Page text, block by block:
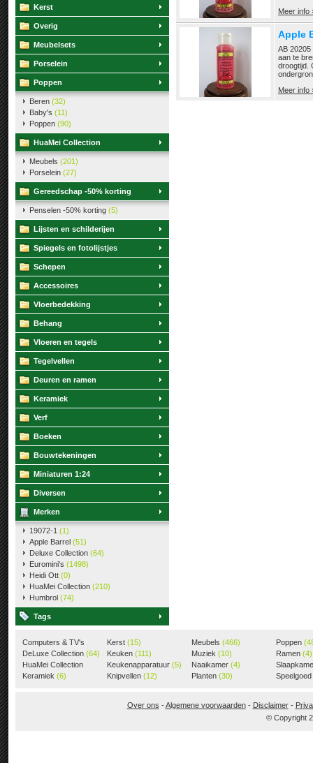
Kerst
Overig
Meubelsets
Porselein
Poppen
Beren (32)
Baby's (11)
Poppen (90)
HuaMei Collection
Meubels (201)
Porselein (27)
Gereedschap -50% korting
Penselen -50% korting (5)
Lijsten en schilderijen
Spiegels en fotolijstjes
Schepen
Accessoires
Vloerbedekking
Behang
Vloeren en tegels
Tegelvellen
Deuren en ramen
Keramiek
Verf
Boeken
Bouwtekeningen
Miniaturen 1:24
Diversen
Merken
19072-1 (1)
Apple Barrel (51)
Deluxe Collection (64)
Euromini's (1498)
Heidi Ott (0)
HuaMei Collection (210)
Humbrol (74)
Tags
Meer info
Apple
AB
aan te
droogtijd.
Meer info
Computers & TV's
(18)
DeLuxe Collection (64)
HuaMei Collection
(205)
Keramiek (6)
Kerst (15)
Keuken (111)
Keukenapparatuur (5)
Knipvellen (12)
Meubels (466)
Muziek (10)
Naaikamer (4)
Planten (30)
Poppen
Ramen (4)
Speelgoed
Over ons -Algemene voorwaarden- Disclaimer-
© Copyright